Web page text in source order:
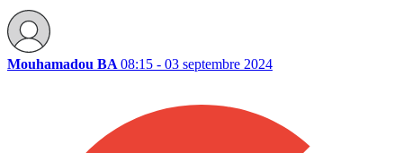
Mouhamadou BA 08:15 - 03 septembre 2024